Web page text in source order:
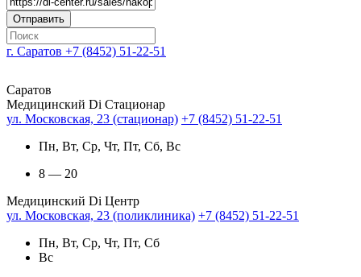
г. Саратов +7 (8452) 51-22-51
Саратов
Медицинский Di Стационар
ул. Московская, 23 (стационар) +7 (8452) 51-22-51
Пн, Вт, Ср, Чт, Пт, Сб, Вс
8 — 20
Медицинский Di Центр
ул. Московская, 23 (поликлиника) +7 (8452) 51-22-51
Пн, Вт, Ср, Чт, Пт, Сб
Вс